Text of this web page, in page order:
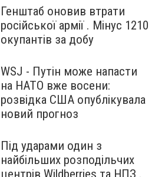
Генштаб оновив втрати
російської армії . Мінус 1210
окупантів за добу
WSJ - Путін може напасти
на НАТО вже восени:
розвідка США опублікувала
новий прогноз
Під ударами один з
найбільших розподільчих
центрів Wildberries та НПЗ .